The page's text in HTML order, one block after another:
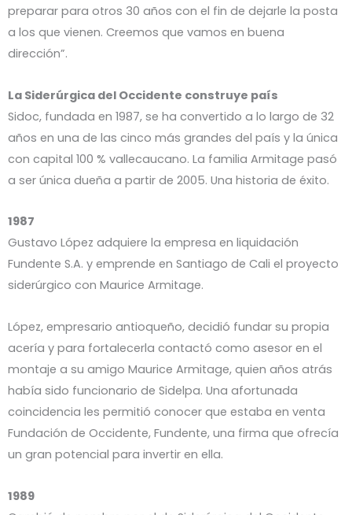
preparar para otros 30 años con el fin de dejarle la posta
a los que vienen. Creemos que vamos en buena
dirección”.
La Siderúrgica del Occidente construye país
Sidoc, fundada en 1987, se ha convertido a lo largo de 32
años en una de las cinco más grandes del país y la única
con capital 100 % vallecaucano. La familia Armitage pasó
a ser única dueña a partir de 2005. Una historia de éxito.
1987
Gustavo López adquiere la empresa en liquidación
Fundente S.A. y emprende en Santiago de Cali el proyecto
siderúrgico con Maurice Armitage.
López, empresario antioqueño, decidió fundar su propia
acería y para fortalecerla contactó como asesor en el
montaje a su amigo Maurice Armitage, quien años atrás
había sido funcionario de Sidelpa. Una afortunada
coincidencia les permitió conocer que estaba en venta
Fundación de Occidente, Fundente, una firma que ofrecía
un gran potencial para invertir en ella.
1989